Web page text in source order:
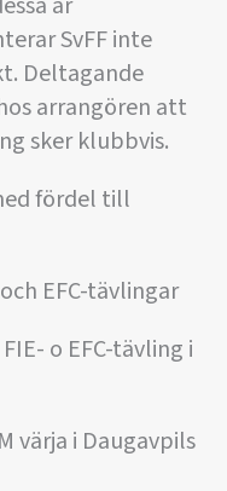
SvFF inte
Deltagande
arrangören att
sker klubbvis.
fördel till
EFC-tävlingar
o EFC-tävling i
värja i Daugavpils